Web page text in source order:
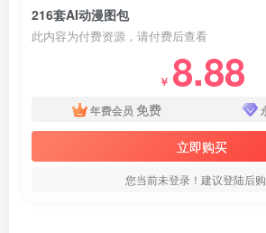
216套AI动漫图包
此内容为付费资源，请付费后查看
￥ 8.88
年费会员 免费
立即购买
您当前未登录！建议登陆后